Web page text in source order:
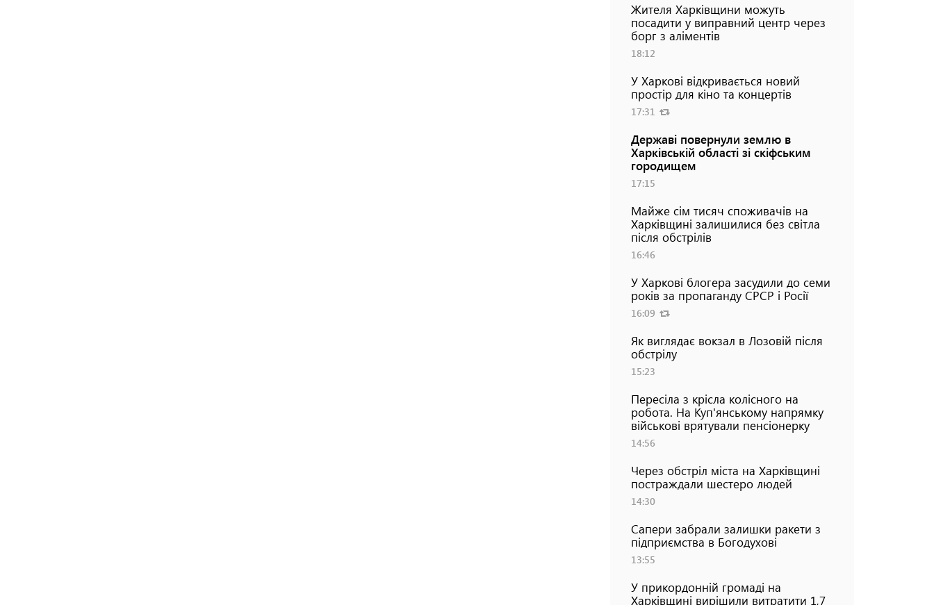
Жителя Харківщини можуть
посадити у виправний центр через
борг з аліментів
18:12
У Харкові відкривається новий
простір для кіно та концертів
17:31
Державі повернули землю в
Харківській області зі скіфським
городищем
17:15
Майже сім тисяч споживачів на
Харківщині залишилися без світла
після обстрілів
16:46
У Харкові блогера засудили до семи
років за пропаганду СРСР і Росії
16:09
Як виглядає вокзал в Лозовій після
обстрілу
15:23
Пересіла з крісла колісного на
робота. На Куп'янському напрямку
військові врятували пенсіонерку
14:56
Через обстріл міста на Харківщині
постраждали шестеро людей
14:30
Сапери забрали залишки ракети з
підприємства в Богодухові
13:55
У прикордонній громаді на
Харківщині вирішили витратити 1,7